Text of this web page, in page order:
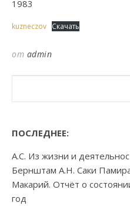
1983
kuzneczov Скачать
от admin
ПОСЛЕДНЕЕ:
А.С. Из жизни и
Бернштам А.Н. Саки
Макарий. Отчёт о
год